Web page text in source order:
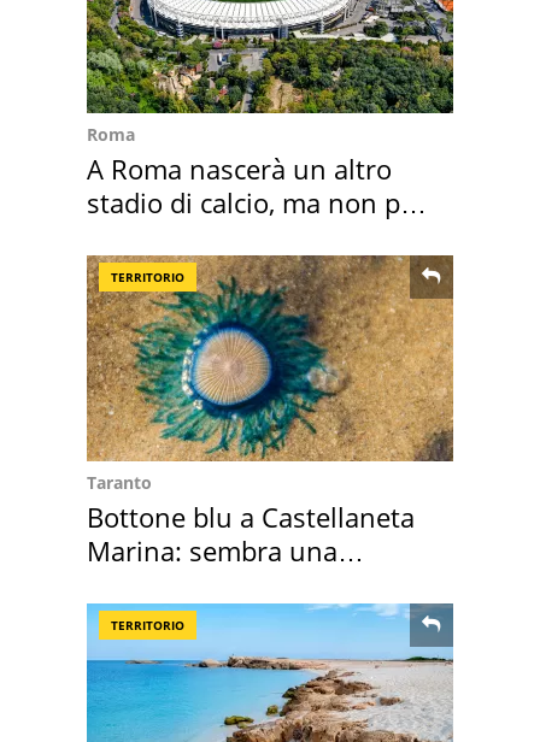
Roma
A Roma nascerà un altro
stadio di calcio, ma non per
TERRITORIO
Taranto
Bottone blu a Castellaneta
Marina: sembra una
TERRITORIO